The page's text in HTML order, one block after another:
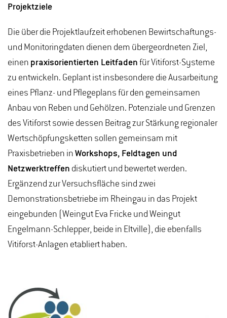
Projektziele
Die über die Projektlaufzeit erhobenen Bewirtschaftungs-
und Monitoringdaten dienen dem übergeordneten Ziel,
einen praxisorientierten Leitfaden für Vitiforst-Systeme
zu entwickeln. Geplant ist insbesondere die Ausarbeitung
eines Pflanz- und Pflegeplans für den gemeinsamen
Anbau von Reben und Gehölzen. Potenziale und Grenzen
des Vitiforst sowie dessen Beitrag zur Stärkung regionaler
Wertschöpfungsketten sollen gemeinsam mit
Praxisbetrieben in Workshops, Feldtagen und
Netzwerktreffen diskutiert und bewertet werden.
Ergänzend zur Versuchsfläche sind zwei
Demonstrationsbetriebe im Rheingau in das Projekt
eingebunden (Weingut Eva Fricke und Weingut
Engelmann-Schlepper, beide in Eltville), die ebenfalls
Vitiforst-Anlagen etabliert haben.